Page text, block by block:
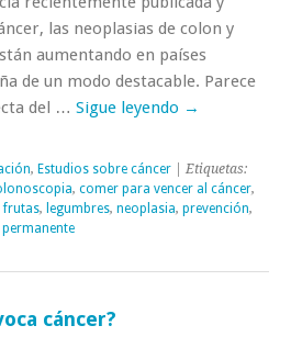
las neoplasias de colon y
aumentando en países
de un modo destacable. Parece
del … Sigue leyendo →
, Estudios sobre cáncer | Etiquetas:
, comer para vencer al cáncer,
frutas, legumbres, neoplasia, prevención,
permanente
cáncer?